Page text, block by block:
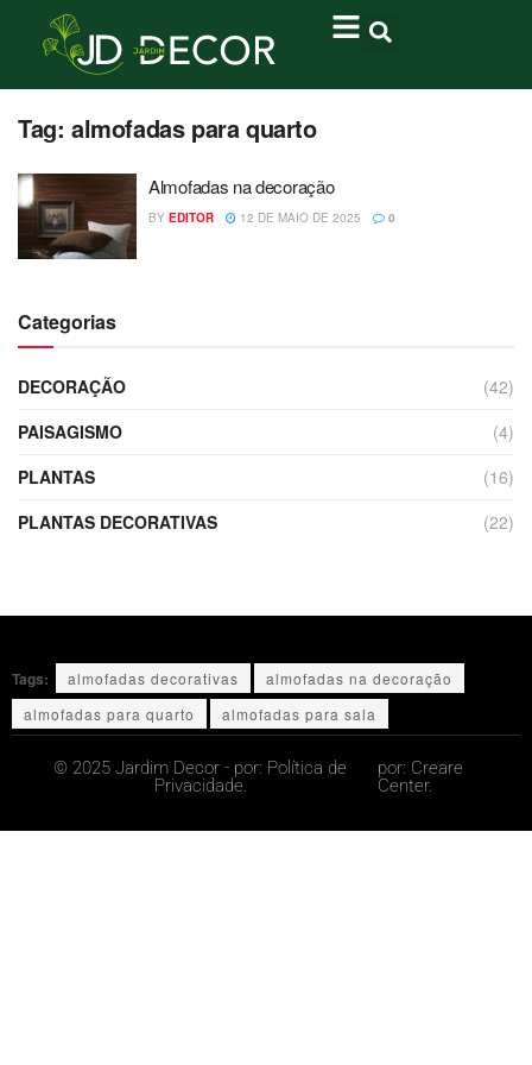
Tag: almofadas para quarto
Almofadas na decoração
BY EDITOR 12 DE MAIO DE 2025 0
Categorias
DECORAÇÃO
(42)
PAISAGISMO
(4)
PLANTAS
(16)
PLANTAS DECORATIVAS
(22)
Tags: almofadas decorativas
almofadas na decoração
almofadas para quarto
almofadas para sala
© 2025 Jardim Decor - por: Política de
Privacidade.
por: Creare
Center.